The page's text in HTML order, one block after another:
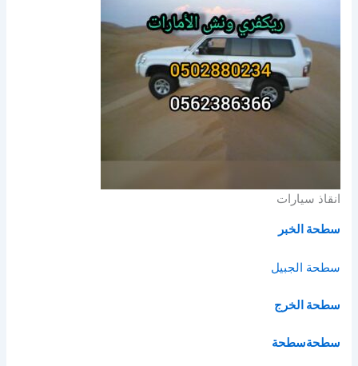
انقاذ سيارات
سطحة الخبر
سطحة الجبيل
سطحة الخرج
سطحةسطحة